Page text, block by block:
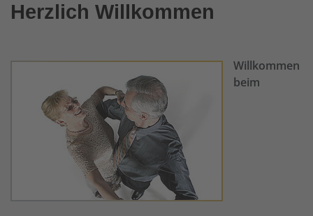
Herzlich Willkommen
Willkommen
beim